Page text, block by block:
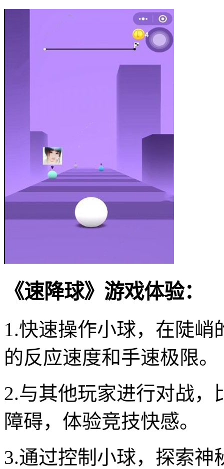
《速降球》游戏体验：
1.快速操作小球，在陡
的反应速度和手速极限。
2.与其他玩家进行对战
障碍，体验竞技快感。
3.通过控制小球，探索